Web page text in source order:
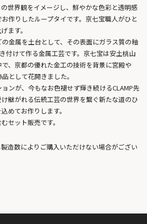
の世界観をイメージし、鮮やかな色彩と透明感
作りしたループタイです。京七宝職人がひと
ます。
金属を土台として、その表面にガラス質の釉
付けて作る金属工芸です。京七宝は安土桃山
、京都の優れた金工の技術を背景に宮殿や
として花開きました。
ンが、今もなお色褪せず輝き続けるCLAMP先
継がれる伝統工芸の世界を繋ぐ新たな道のひ
めてお作りします。
セット販売です。
造数によりご購入いただけない場合がござい